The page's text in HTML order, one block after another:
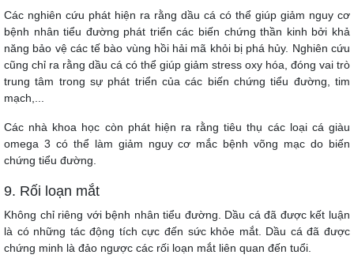
Các nghiên cứu phát hiện ra rằng dầu cá có thể giúp giảm nguy cơ
bệnh nhân tiểu đường phát triển các biến chứng thần kinh bởi khả
năng bảo vệ các tế bào vùng hồi hải mã khỏi bị phá hủy. Nghiên cứu
cũng chỉ ra rằng dầu cá có thể giúp giảm stress oxy hóa, đóng vai trò
trung tâm trong sự phát triển của các biến chứng tiểu đường, tim
mạch,...
Các nhà khoa học còn phát hiện ra rằng tiêu thụ các loại cá giàu
omega 3 có thể làm giảm nguy cơ mắc bệnh võng mạc do biến
chứng tiểu đường.
9. Rối loạn mắt
Không chỉ riêng với bệnh nhân tiểu đường. Dầu cá đã được kết luận
là có những tác động tích cực đến sức khỏe mắt. Dầu cá đã được
chứng minh là đảo ngược các rối loạn mắt liên quan đến tuổi.